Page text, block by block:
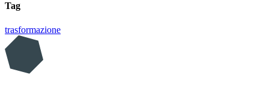
Tag
trasformazione